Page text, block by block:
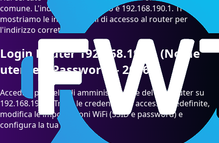
comune. L'indirizzo IP corretto è 192.168.190.1. Ti
mostriamo le informazioni di accesso al router per
l'indirizzo corretto.
Login Router 192.168.190.1 (Nome
utente e Password) - 2026
Accedi al pannello di amministrazione del tuo router su
192.168.190.1. Trova le credenziali di accesso predefinite,
modifica le impostazioni WiFi (SSID e password) e
configura la tua rete.